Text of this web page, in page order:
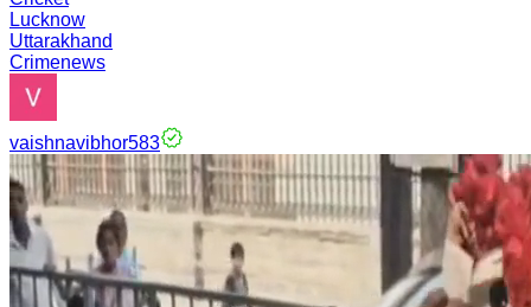
Lucknow
Uttarakhand
Crimenews
vaishnavibhor583